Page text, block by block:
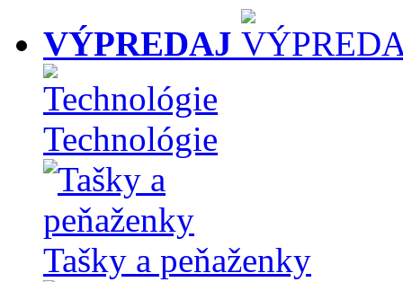
VÝPREDAJ
Technológie
Tašky a peňaženky